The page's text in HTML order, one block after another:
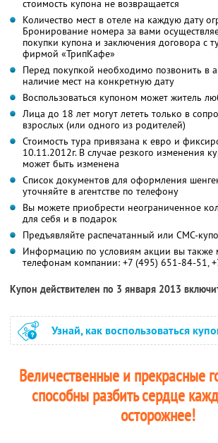
стоимость купона не возвращается
Количество мест в отеле на каждую дату
Бронирование номера за вами
покупки купона и заключения договора с
фирмой «ТрипКафе»
Перед покупкой необходимо позвонить в
наличие мест на конкретную дату
Воспользоваться купоном может житель
Лица до 18 лет могут лететь только в
взрослых (или одного из родителей)
Стоимость тура привязана к евро и
10.11.2012г. В случае резкого изменения
может быть изменена
Список документов для оформления
уточняйте в агентстве по телефону
Вы можете приобрести неограниченное
для себя и в подарок
Предъявляйте распечатанный или СМС-
Информацию по условиям акции вы также
телефонам компании: +7 (495) 651-84-51,
Купон действителен по 3 января 2013
Узнай, как воспользоваться
Величественные и прекрасные
способны разбить сердце
осторожнее!